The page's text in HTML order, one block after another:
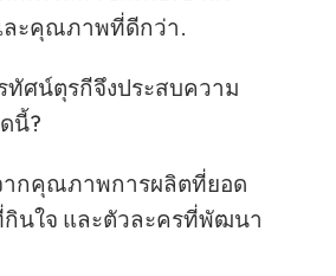
ละคุณภาพที่ดีกว่า.
ทัศน์ตุรกีจึงประสบความ
นี้?
กคุณภาพการผลิตที่ยอด
กินใจ และตัวละครที่พัฒนา